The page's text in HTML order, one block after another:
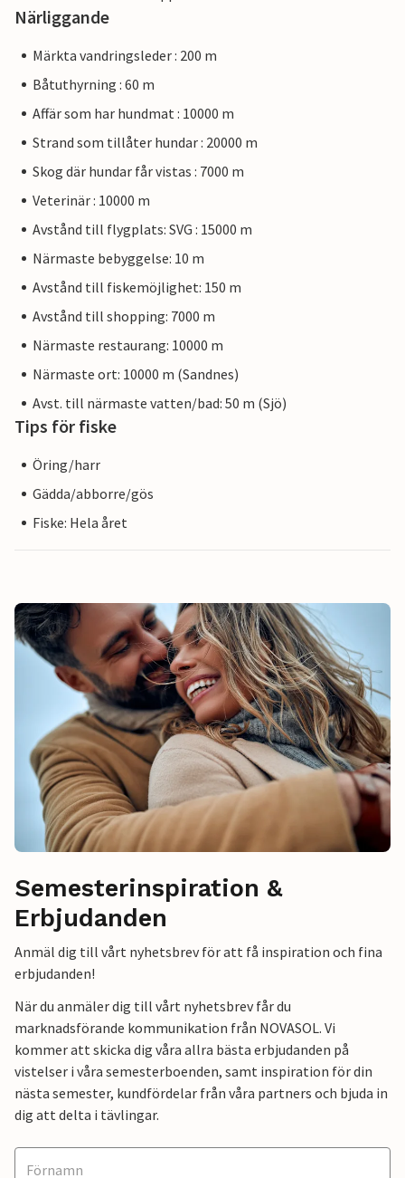
Närliggande
Märkta vandringsleder : 200 m
Båtuthyrning : 60 m
Affär som har hundmat : 10000 m
Strand som tillåter hundar : 20000 m
Skog där hundar får vistas : 7000 m
Veterinär : 10000 m
Avstånd till flygplats: SVG : 15000 m
Närmaste bebyggelse: 10 m
Avstånd till fiskemöjlighet: 150 m
Avstånd till shopping: 7000 m
Närmaste restaurang: 10000 m
Närmaste ort: 10000 m (Sandnes)
Avst. till närmaste vatten/bad: 50 m (Sjö)
Tips för fiske
Öring/harr
Gädda/abborre/gös
Fiske: Hela året
Semesterinspiration &
Erbjudanden
Anmäl dig till vårt nyhetsbrev för att få inspiration och fina
erbjudanden!
När du anmäler dig till vårt nyhetsbrev får du
marknadsförande kommunikation från NOVASOL. Vi
kommer att skicka dig våra allra bästa erbjudanden på
vistelser i våra semesterboenden, samt inspiration för din
nästa semester, kundfördelar från våra partners och bjuda in
dig att delta i tävlingar.